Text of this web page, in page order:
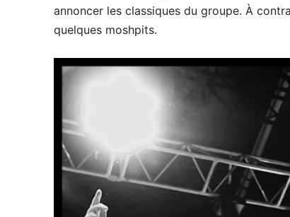
annoncer les classiques du groupe. À
quelques moshpits.